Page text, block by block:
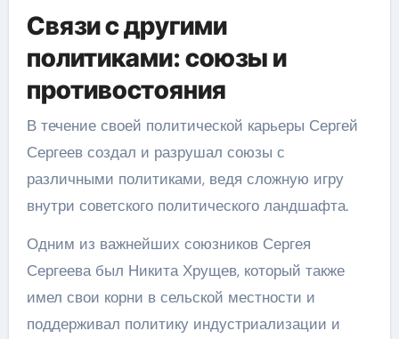
Связи с другими
политиками: союзы и
противостояния
В течение своей политической карьеры Сергей
Сергеев создал и разрушал союзы с
различными политиками, ведя сложную игру
внутри советского политического ландшафта.
Одним из важнейших союзников Сергея
Сергеева был Никита Хрущев, который также
имел свои корни в сельской местности и
поддерживал политику индустриализации и